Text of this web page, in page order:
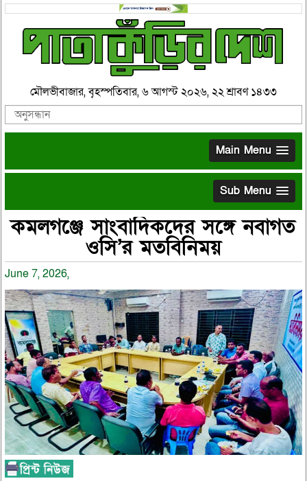
মৌলভীবাজার, বৃহস্পতিবার, ৬ আগস্ট ২০২৬, ২২ শ্রাবণ ১৪৩৩
Main Menu
Sub Menu
কমলগঞ্জে সাংবাদিকদের সঙ্গে নবাগত
ওসি’র মতবিনিময়
June 7, 2026,